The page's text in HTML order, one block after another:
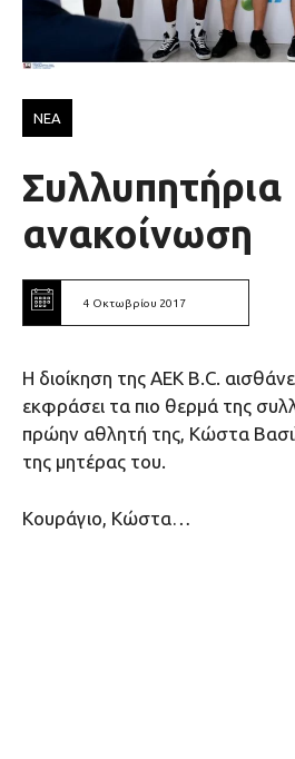
ΝΕΑ
Συλλυπητήρια
ανακοίνωση
4 Οκτωβρίου 2017
Η διοίκηση της ΑΕΚ Β.C.
εκφράσει τα πιο θερμά της
πρώην αθλητή της, Κώστα
της μητέρας του.
Κουράγιο, Κώστα…